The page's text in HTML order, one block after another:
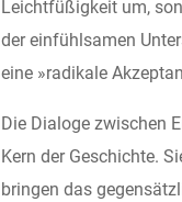
Leichtfüßigkeit um,
der einfühlsamen
eine »radikale
Die Dialoge zwischen
Kern der Geschichte.
bringen das